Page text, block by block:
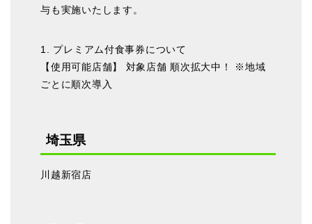
与も実施いたします。
1. プレミアム付食事券について
【使用可能店舗】 対象店舗 順次拡大中！ ※地域
ごとに順次導入
埼玉県
川越新宿店